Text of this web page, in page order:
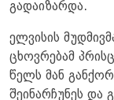
გადაიზარდა.
ელვისის
ცხოვრებამ
წელს მან
შეინარჩუნეს და